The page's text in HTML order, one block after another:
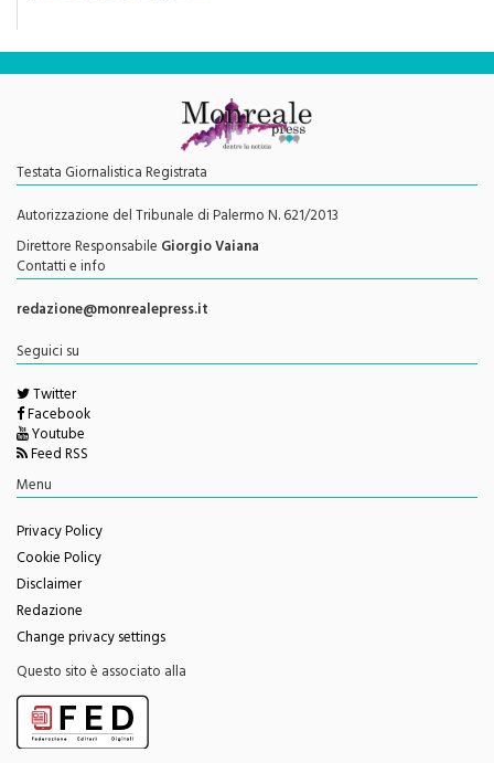
Testata Giornalistica Registrata
Autorizzazione del Tribunale di Palermo N. 621/2013
Direttore ResponsabileGiorgio Vaiana
Contatti e info
redazione@monrealepress.it
Seguici su
Twitter
Facebook
Youtube
Feed RSS
Privacy Policy
Cookie Policy
Disclaimer
Redazione
Change privacy settings
Questo sito è associato alla